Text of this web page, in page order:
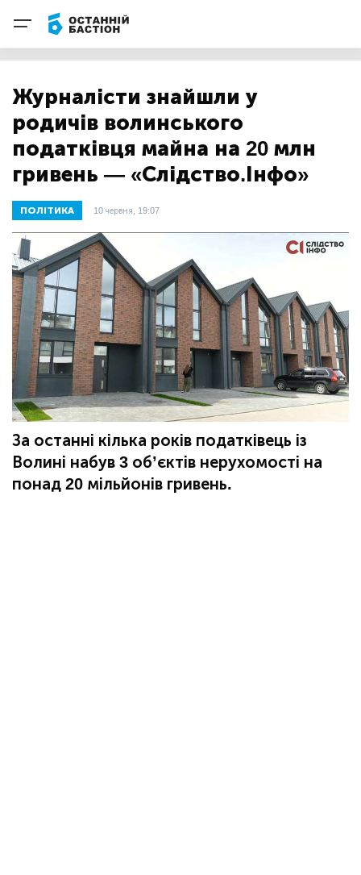
Журналісти знайшли у
родичів волинського
податківця майна на 20 млн
гривень — «Слідство.Інфо»
ПОЛІТИКА 10 червня, 19:07
За останні кілька років податківець із
Волині набув 3 об’єктів нерухомості на
понад 20 мільйонів гривень.